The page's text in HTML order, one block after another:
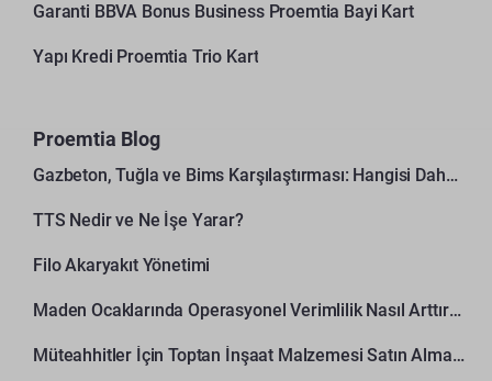
Garanti BBVA Bonus Business Proemtia Bayi Kart
Yapı Kredi Proemtia Trio Kart
Proemtia Blog
Gazbeton, Tuğla ve Bims Karşılaştırması: Hangisi Daha Avantajlı?
TTS Nedir ve Ne İşe Yarar?
Filo Akaryakıt Yönetimi
Maden Ocaklarında Operasyonel Verimlilik Nasıl Arttırılır?
Müteahhitler İçin Toptan İnşaat Malzemesi Satın Alma Rehberi